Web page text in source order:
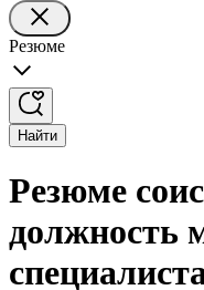
Резюме
Найти
Резюме
должность